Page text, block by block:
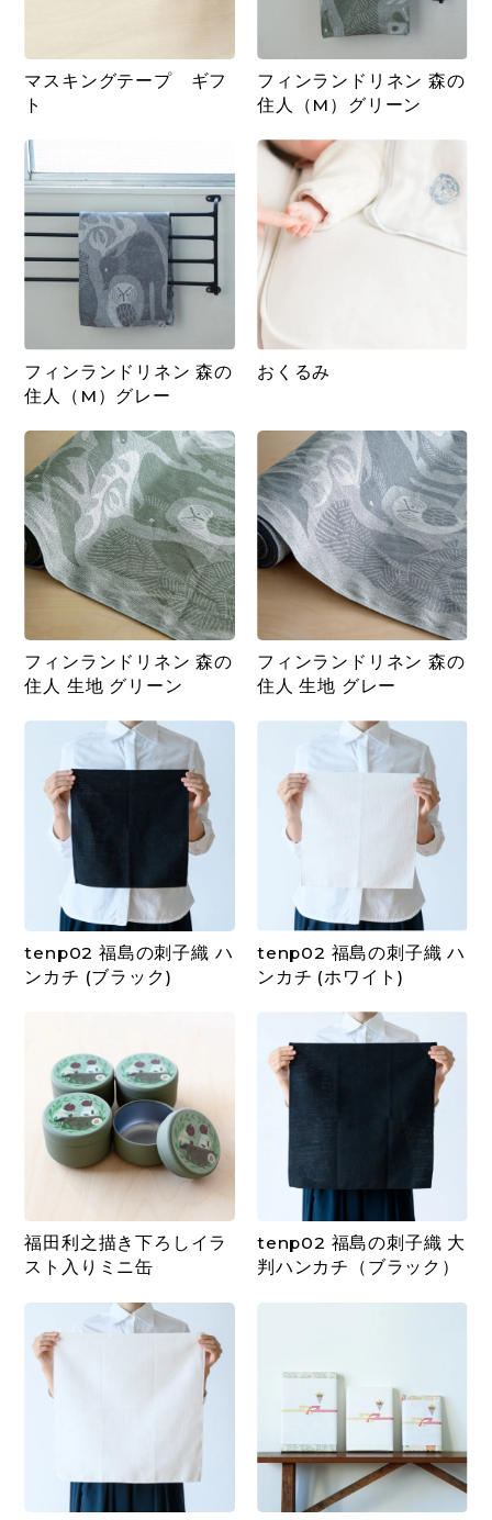
マスキングテープ ギフ
ト
フィンランドリネン 森の
住人（M）グリーン
フィンランドリネン 森の
住人（M）グレー
おくるみ
フィンランドリネン 森の
住人 生地 グリーン
フィンランドリネン 森の
住人 生地 グレー
tenp02 福島の刺子織 ハ
ンカチ (ブラック)
tenp02 福島の刺子織 ハ
ンカチ (ホワイト)
福田利之描き下ろしイラ
スト入りミニ缶
tenp02 福島の刺子織 大
判ハンカチ（ブラック）